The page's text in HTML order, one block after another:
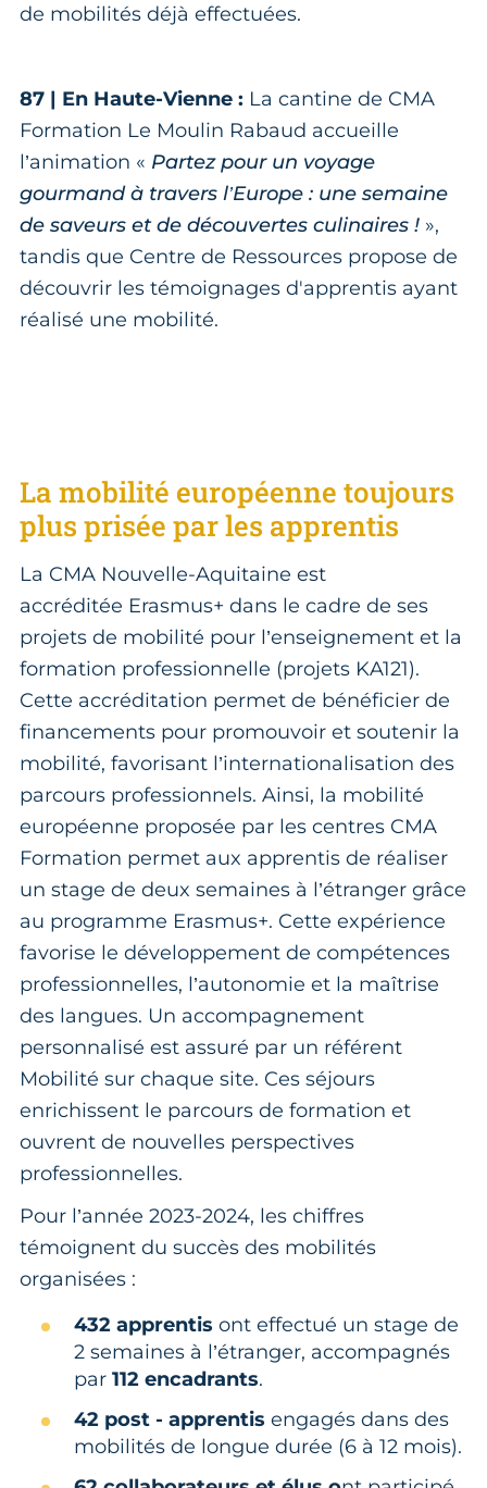
de mobilités déjà effectuées.
87 | En Haute-Vienne : La cantine de CMA
Formation Le Moulin Rabaud accueille
l’animation « Partez pour un voyage
gourmand à travers l’Europe : une semaine
de saveurs et de découvertes culinaires ! »,
tandis que Centre de Ressources propose de
découvrir les témoignages d'apprentis ayant
réalisé une mobilité.
La mobilité européenne toujours
plus prisée par les apprentis
La CMA Nouvelle-Aquitaine est
accréditée Erasmus+ dans le cadre de ses
projets de mobilité pour l’enseignement et la
formation professionnelle (projets KA121).
Cette accréditation permet de bénéficier de
financements pour promouvoir et soutenir la
mobilité, favorisant l’internationalisation des
parcours professionnels. Ainsi, la mobilité
européenne proposée par les centres CMA
Formation permet aux apprentis de réaliser
un stage de deux semaines à l’étranger grâce
au programme Erasmus+. Cette expérience
favorise le développement de compétences
professionnelles, l’autonomie et la maîtrise
des langues. Un accompagnement
personnalisé est assuré par un référent
Mobilité sur chaque site. Ces séjours
enrichissent le parcours de formation et
ouvrent de nouvelles perspectives
professionnelles.
Pour l’année 2023-2024, les chiffres
témoignent du succès des mobilités
organisées :
432 apprentis ont effectué un stage de
2 semaines à l’étranger, accompagnés
par 112 encadrants.
42 post - apprentis engagés dans des
mobilités de longue durée (6 à 12 mois).